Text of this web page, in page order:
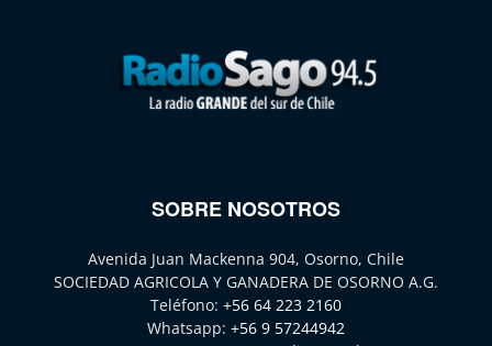
SOBRE NOSOTROS
Avenida Juan Mackenna 904, Osorno, Chile
SOCIEDAD AGRICOLA Y GANADERA DE OSORNO A.G.
Teléfono: +56 64 223 2160
Whatsapp: +56 9 57244942